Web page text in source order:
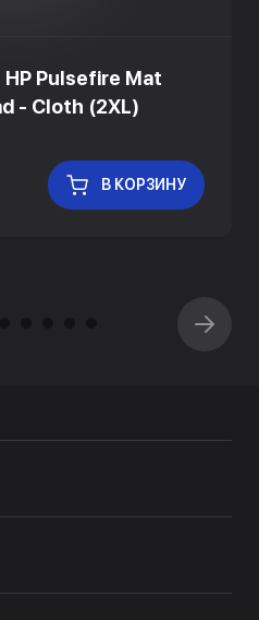
Pulsefire Mat
- Cloth (2XL)
В КОРЗИНУ